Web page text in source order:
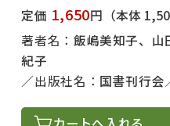
定価 1,650円 （本体
著者名： 飯嶋美知子、山
紀子
出版社名： 国書刊行会